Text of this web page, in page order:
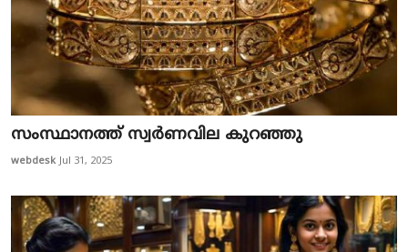
സംസ്ഥാനത്ത് സ്വർണവില കുറഞ്ഞു
webdesk Jul 31, 2025